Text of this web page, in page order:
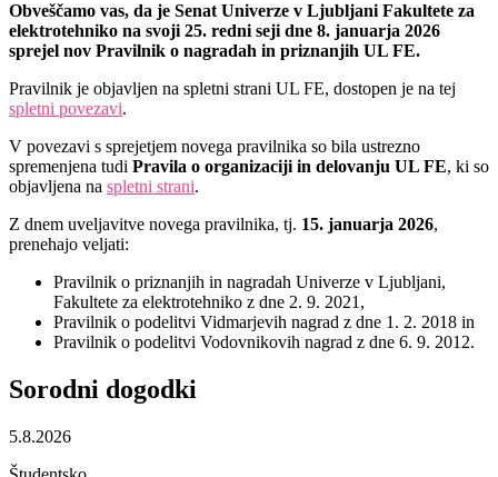
Obveščamo vas, da je Senat Univerze v Ljubljani Fakultete za
elektrotehniko na svoji 25. redni seji dne 8. januarja 2026
sprejel nov Pravilnik o nagradah in priznanjih UL FE.
Pravilnik je objavljen na spletni strani UL FE, dostopen je na tej
spletni povezavi.
V povezavi s sprejetjem novega pravilnika so bila ustrezno
spremenjena tudi Pravila o organizaciji in delovanju UL FE, ki so
objavljena na spletni strani.
Z dnem uveljavitve novega pravilnika, tj. 15. januarja 2026,
prenehajo veljati:
Pravilnik o priznanjih in nagradah Univerze v Ljubljani,
Fakultete za elektrotehniko z dne 2. 9. 2021,
Pravilnik o podelitvi Vidmarjevih nagrad z dne 1. 2. 2018 in
Pravilnik o podelitvi Vodovnikovih nagrad z dne 6. 9. 2012.
Sorodni dogodki
5.8.2026